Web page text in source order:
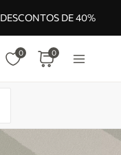
DESCONTOS DE 40%
0 0